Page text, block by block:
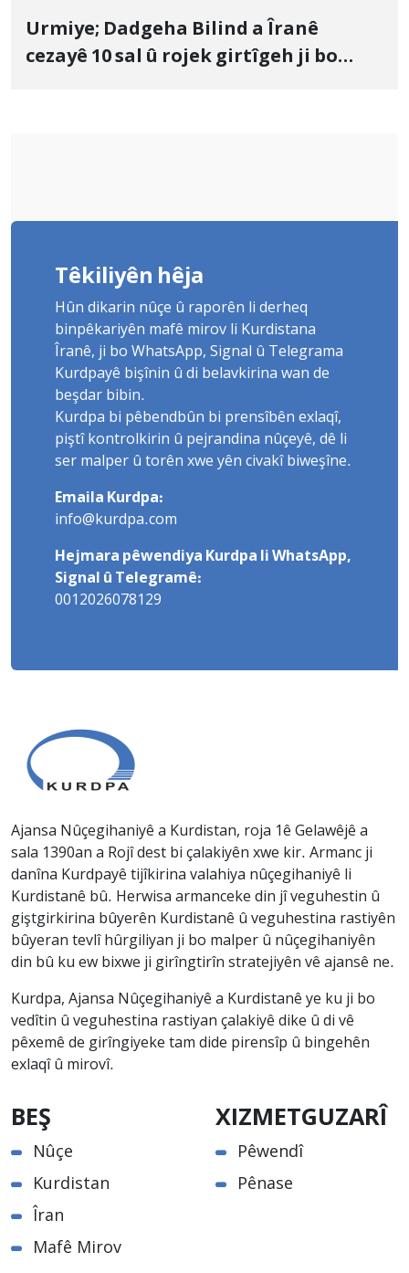
Urmiye; Dadgeha Bilind a Îranê
cezayê 10 sal û rojek girtîgeh ji bo
Têkiliyên hêja
Hûn dikarin nûçe û raporên li derheq
binpêkariyên mafê mirov li Kurdistana
Îranê, ji bo WhatsApp, Signal û Telegrama
Kurdpayê bişînin û di belavkirina wan de
beşdar bibin.
Kurdpa bi pêbendbûn bi prensîbên exlaqî,
piştî kontrolkirin û pejrandina nûçeyê, dê li
ser malper û torên xwe yên civakî biweşîne.
Emaila Kurdpa:
info@kurdpa.com
Hejmara pêwendiya Kurdpa li WhatsApp,
Signal û Telegramê:
0012026078129
Ajansa Nûçegihaniyê a Kurdistan, roja 1ê Gelawêjê a
sala 1390an a Rojî dest bi çalakiyên xwe kir. Armanc ji
danîna Kurdpayê tijîkirina valahiya nûçegihaniyê li
Kurdistanê bû. Herwisa armanceke din jî veguhestin û
giştgirkirina bûyerên Kurdistanê û veguhestina rastiyên
bûyeran tevlî hûrgiliyan ji bo malper û nûçegihaniyên
din bû ku ew bixwe ji girîngtirîn stratejiyên vê ajansê ne.
Kurdpa, Ajansa Nûçegihaniyê a Kurdistanê ye ku ji bo
vedîtin û veguhestina rastiyan çalakiyê dike û di vê
pêxemê de girîngiyeke tam dide pirensîp û bingehên
exlaqî û mirovî.
BEŞ
Nûçe
Kurdistan
Îran
Mafê Mirov
XIZMETGUZARÎ
Pêwendî
Pênase